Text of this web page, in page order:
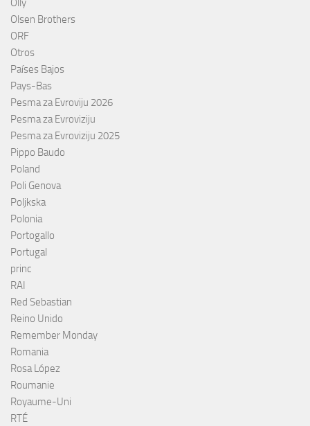
Olly
Olsen Brothers
ORF
Otros
Países Bajos
Pays-Bas
Pesma za Evroviju 2026
Pesma za Evroviziju
Pesma za Evroviziju 2025
Pippo Baudo
Poland
Poli Genova
Poljkska
Polonia
Portogallo
Portugal
princ
RAI
Red Sebastian
Reino Unido
Remember Monday
Romania
Rosa López
Roumanie
Royaume-Uni
RTÉ